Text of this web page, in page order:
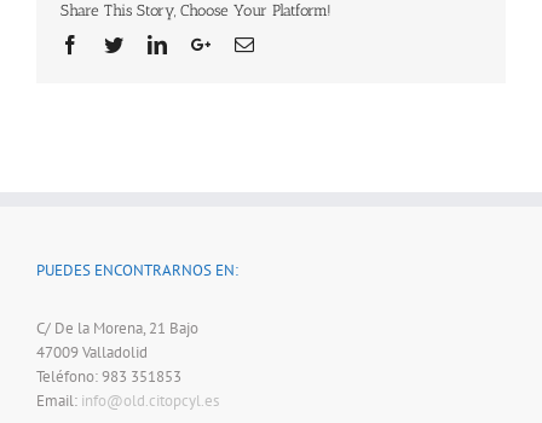
Share This Story, Choose Your Platform!
Facebook
TwitterLinkedinGoogle+Email
PUEDES ENCONTRARNOS EN:
C/ De la Morena, 21 Bajo
47009 Valladolid
Teléfono: 983 351853
Email: info@old.citopcyl.es